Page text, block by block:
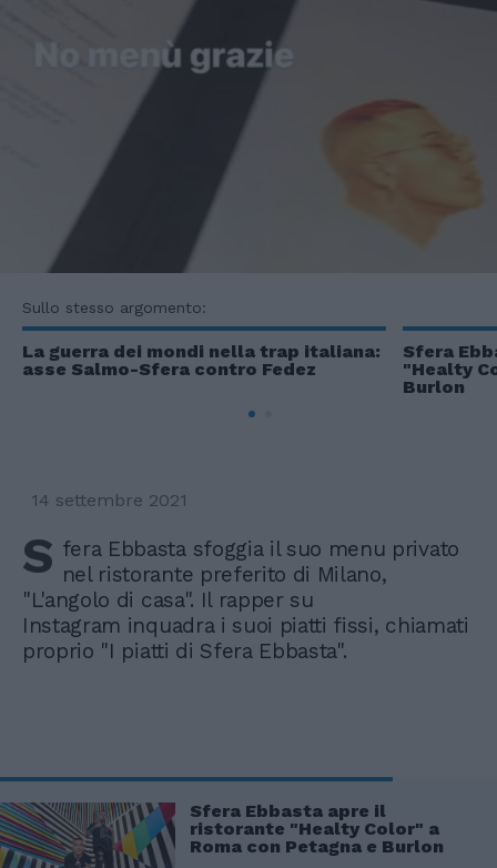
Sullo stesso argomento:
La guerra dei mondi nella trap italiana:
asse Salmo-Sfera contro Fedez
Sfera
"Healty
Burlon
14 settembre 2021
S fera Ebbasta sfoggia il suo menu privato
nel ristorante preferito di Milano,
"L'angolo di casa". Il rapper su
Instagram inquadra i suoi piatti fissi, chiamati
proprio "I piatti di Sfera Ebbasta".
Sfera Ebbasta apre il
ristorante "Healty Color" a
Roma con Petagna e Burlon